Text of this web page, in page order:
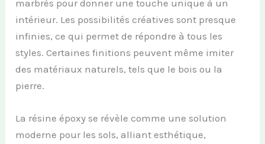
marbrés pour donner une touche unique à un
intérieur. Les possibilités créatives sont presque
infinies, ce qui permet de répondre à tous les
styles. Certaines finitions peuvent même imiter
des matériaux naturels, tels que le bois ou la
pierre.
La résine époxy se révèle comme une solution
moderne pour les sols, alliant esthétique,